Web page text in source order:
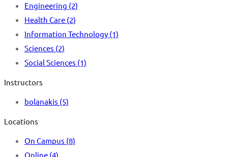
Engineering (2)
Health Care (2)
Information Technology (1)
Sciences (2)
Social Sciences (1)
Instructors
bolanakis (5)
Locations
On Campus (8)
Online (4)